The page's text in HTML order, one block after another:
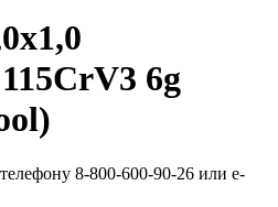
6g
8-800-600-90-26 или e-